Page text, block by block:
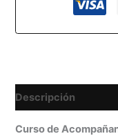
Descripción
Curso de